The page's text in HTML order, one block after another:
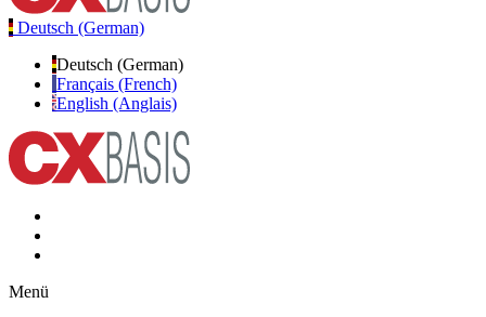
Deutsch (German)
Deutsch (German)
Français (French)
English (Anglais)
Menü